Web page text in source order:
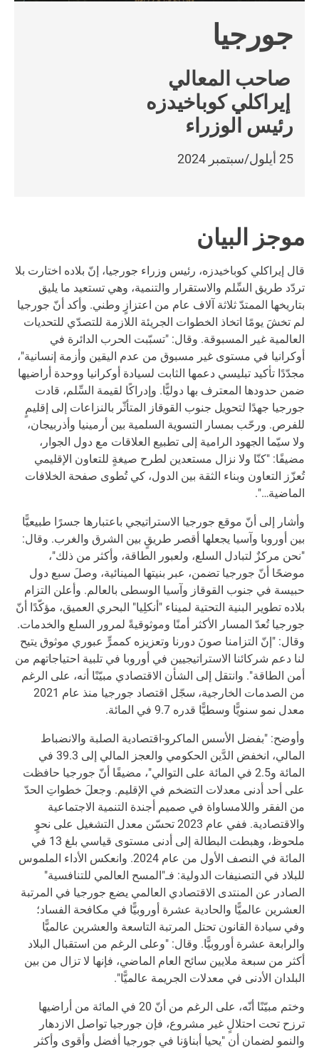
جورجيا
صاحب المعالي
إيراكلي كوباخيدزه
رئيس الوزراء
25 أيلول/سبتمبر 2024
موجز البيان
قال إيراكلي كوباخيدزه، رئيس وزراء جورجيا، إنّ بلاده اختارت بلا
تردّد طريق السِّلم والاستقرار والتنمية، وهي تستعيد ما يليق
بتاريخها الممتدّ ثلاثة آلاف عام من اعتزازٍ وطني. وأكد أنّ جورجيا
لم تخشَ يومًا اتخاذ الخطوات الجريئة اللازمة للتصدّي للتحديات
العالمية غير المسبوقة. وقال: "تسبّبت الحرب الدائرة في
أوكرانيا في مستوى غير مسبوق من عدم اليقين وأزمة إنسانية"،
مجدّدًا تأكيد تبليسي دعمها الثابت لسيادة أوكرانيا ووحدة أراضيها
ضمن حدودها المعترف بها دوليًّا. وإدراكًا لقيمة السِّلم، قادت
جورجيا جهدًا لتحويل جنوب القوقاز المتأثّر بالنزاعات إلى إقليمٍ
للفرص. ورحّب بمسار التسوية السلمية بين أرمينيا وأذربيجان،
ولا سيّما الجهود الرامية إلى تطبيع العلاقات مع دول الجوار،
مضيفًا: "كنّا ولا نزال مستعدين لطرح صيغةٍ للتعاون الإقليمي
تُعزّز التعاون وبناء الثقة بين الدول، كي تُطوى صفحة الخلافات
الماضية…".
وأشار إلى أنّ موقع جورجيا الاستراتيجي باعتبارها جسرًا طبيعيًّا
بين أوروبا وآسيا يجعلها أقصر طريقٍ بين الشرق والغرب. وقال:
"نحن مركزٌ لتبادل السلع، ولعبور الطاقة، وأكثر من ذلك"،
موضحًا أنّ جورجيا تضمن، عبر بنيتها المينائية، وصلَ سبع دول
حبيسة في جنوب القوقاز وآسيا الوسطى بالعالم. وأعلن التزام
بلاده تطوير البنية التحتية لميناء "أنكلِيا" البحري العميق، مؤكّدًا أنّ
جورجيا تُعدّ المسار الأكثر أمنًا وموثوقيةً لمرور السلع والخدمات.
وقال: "إنّ التزامنا صونَ دورنا وتعزيزه كممرٍّ عبوري موثوق يتيح
لنا دعم شركائنا الاستراتيجيين في أوروبا في تلبية احتياجاتهم من
أمن الطاقة". وانتقل إلى الشأن الاقتصادي مبيّنًا أنه، على الرغم
من الصدمات الخارجية، سجّل اقتصاد جورجيا منذ عام 2021
معدل نمو سنويًّا وسطيًّا قدره 9.7 في المائة.
وأوضح: "بفضل الأسس الماكرو-اقتصادية الصلبة والانضباط
المالي، انخفض الدَّين الحكومي والعجز المالي إلى 39.3 في
المائة و2.5 في المائة على التوالي"، مضيفًا أنّ جورجيا حافظت
على أحد أدنى معدلات التضخم في الإقليم. وجعلَ خطواتِ الحدّ
من الفقر واللامساواة في صميم أجندة التنمية الاجتماعية
والاقتصادية. ففي عام 2023 تحسّن معدل التشغيل على نحوٍ
ملحوظ، وهبطت البطالة إلى أدنى مستوى قياسي بلغ 13 في
المائة في النصف الأول من عام 2024. وانعكس الأداء الملموس
للبلاد في التصنيفات الدولية: فـ"المسح العالمي للتنافسية"
الصادر عن المنتدى الاقتصادي العالمي يضع جورجيا في المرتبة
العشرين عالميًّا والحادية عشرة أوروبيًّا في مكافحة الفساد؛
وفي سيادة القانون تحتل المرتبة التاسعة والعشرين عالميًّا
والرابعة عشرة أوروبيًّا. وقال: "وعلى الرغم من استقبال البلاد
أكثر من سبعة ملايين سائح العام الماضي، فإنها لا تزال من بين
البلدان الأدنى في معدلات الجريمة عالميًّا".
وختم مبيّنًا أنّه، على الرغم من أنّ 20 في المائة من أراضيها
ترزح تحت احتلالٍ غير مشروع، فإن جورجيا تواصل الازدهار
والنمو لضمان أن "يحيا أبناؤنا في جورجيا أفضل وأقوى وأكثر